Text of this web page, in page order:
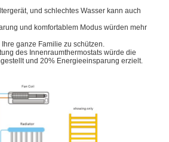
und schlechtes Wasser kann auch
und komfortablem Modus würden mehr
ganze Familie zu schützen.
des Innenraumthermostats würde die
und 20% Energieeinsparung erzielt.